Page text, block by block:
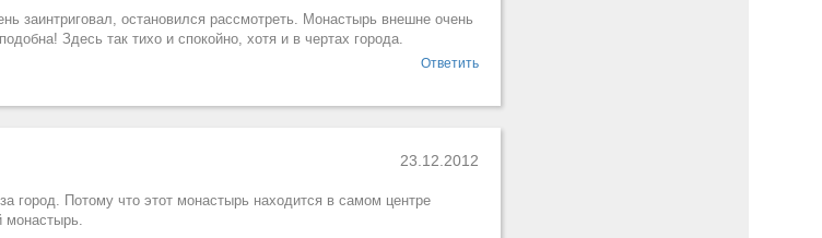
заинтриговал, остановился рассмотреть. Монастырь внешне очень
Здесь так тихо и спокойно, хотя и в чертах города.
Ответить
23.12.2012
город. Потому что этот монастырь находится в самом центре
монастырь.